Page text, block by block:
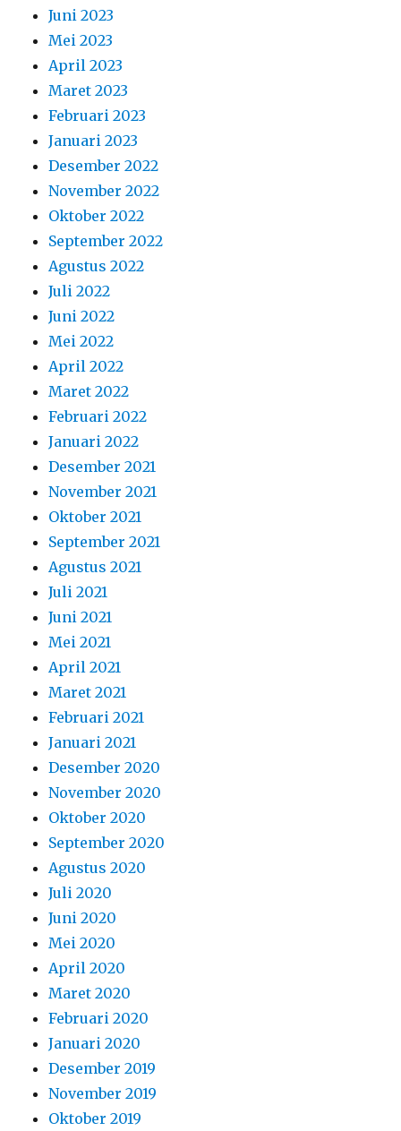
Juni 2023
Mei 2023
April 2023
Maret 2023
Februari 2023
Januari 2023
Desember 2022
November 2022
Oktober 2022
September 2022
Agustus 2022
Juli 2022
Juni 2022
Mei 2022
April 2022
Maret 2022
Februari 2022
Januari 2022
Desember 2021
November 2021
Oktober 2021
September 2021
Agustus 2021
Juli 2021
Juni 2021
Mei 2021
April 2021
Maret 2021
Februari 2021
Januari 2021
Desember 2020
November 2020
Oktober 2020
September 2020
Agustus 2020
Juli 2020
Juni 2020
Mei 2020
April 2020
Maret 2020
Februari 2020
Januari 2020
Desember 2019
November 2019
Oktober 2019